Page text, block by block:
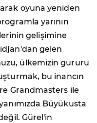
oyuna yeniden
yarının
gelişimine
gelen
ülkemizin gururu
bu inancın
Grandmasters ile
Büyükusta
Gürel'in